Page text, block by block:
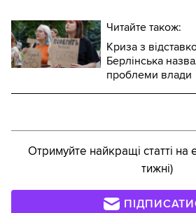
Читайте також:
Криза з
Берлінська
проблеми влади
Отримуйте найкращі статті на
тижні)